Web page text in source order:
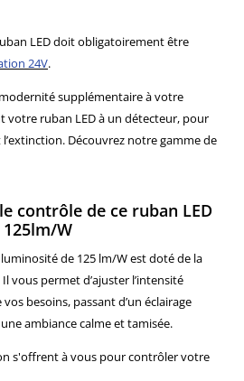
LED doit obligatoirement être
24V.
supplémentaire à votre
votre ruban LED à un détecteur, pour
Découvrez notre gamme de
contrôle de ce ruban LED
125lm/W
de 125 lm/W est doté de la
vous permet d’ajuster l’intensité
besoins, passant d’un éclairage
ambiance calme et tamisée.
s'offrent à vous pour contrôler votre